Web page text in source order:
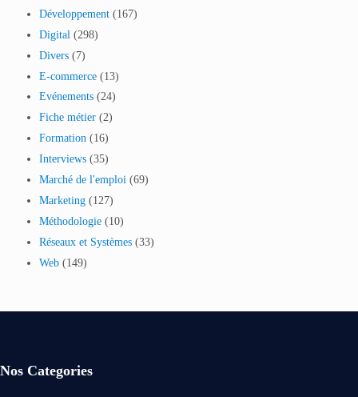
Développement (167)
Digital (298)
Divers (7)
E-commerce (13)
Evénements (24)
Fiche métier (2)
Formation (16)
Interviews (35)
Marché de l'emploi (69)
Marketing (127)
Méthodologie (10)
Réseaux et Systèmes (33)
Web (149)
Nos Categories